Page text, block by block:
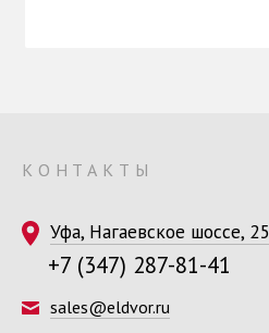
КОНТАКТЫ
Уфа, Нагаевское шоссе, 25
+7 (347) 287-81-41
sales@eldvor.ru